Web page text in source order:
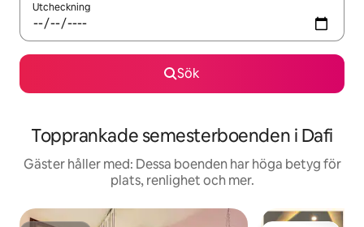
Utcheckning
Sök
Topprankade semesterboenden i Dafi
Gäster håller med: Dessa boenden har höga betyg för
plats, renlighet och mer.